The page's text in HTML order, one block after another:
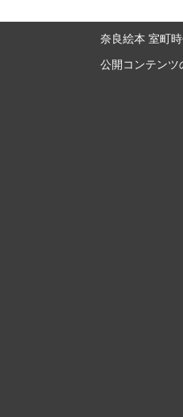
奈良絵本 室町
公開コンテンツ